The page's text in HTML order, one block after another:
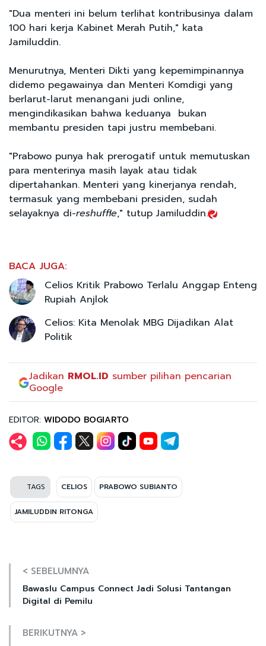
"Dua menteri ini belum terlihat kontribusinya dalam
100 hari kerja Kabinet Merah Putih," kata
Jamiluddin.
Menurutnya, Menteri Dikti yang kepemimpinannya
didemo pegawainya dan Menteri Komdigi yang
berlarut-larut menangani judi online,
mengindikasikan bahwa keduanya bukan
membantu presiden tapi justru membebani.
"Prabowo punya hak prerogatif untuk memutuskan
para menterinya masih layak atau tidak
dipertahankan. Menteri yang kinerjanya rendah,
termasuk yang membebani presiden, sudah
selayaknya di-reshuffle," tutup Jamiluddin.
BACA JUGA:
Celios Kritik Prabowo Terlalu Anggap Enteng
Rupiah Anjlok
Celios: Kita Menolak MBG Dijadikan Alat
Politik
Jadikan RMOL.ID sumber pilihan pencarian
Google
EDITOR: WIDODO BOGIARTO
TAGS CELIOS PRABOWO SUBIANTO
JAMILUDDIN RITONGA
< SEBELUMNYA
Bawaslu Campus Connect Jadi Solusi Tantangan
Digital di Pemilu
BERIKUTNYA >